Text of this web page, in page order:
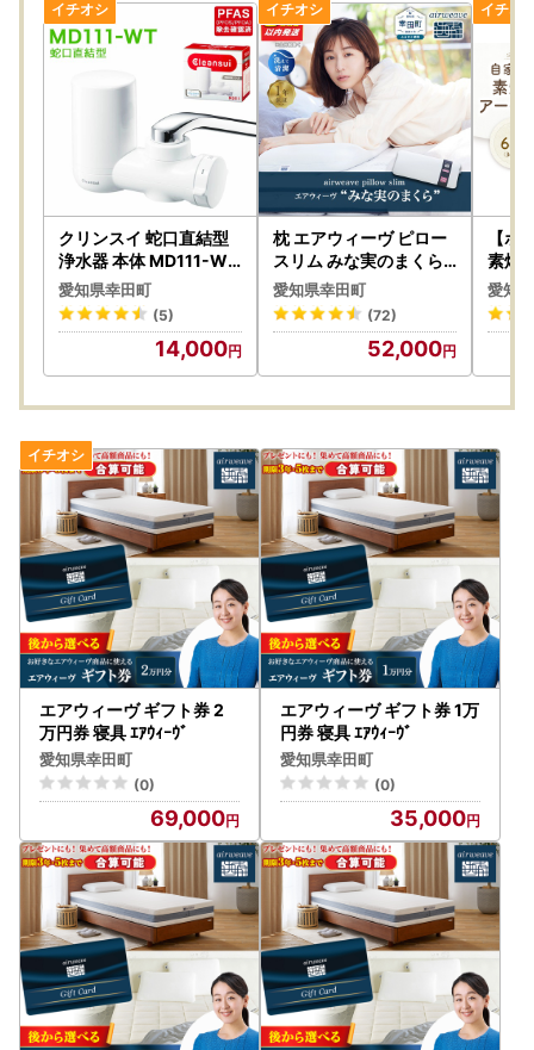
クリンスイ 蛇口直結型
浄水器 本体 MD111-WT
水 お水 浄水 ろ過
愛知県幸田町
(5)
14,000
枕 エアウィーヴ ピロー
スリム みな実のまくら
寝具【3営業日以内発送
】枕 寝具
愛知県幸田町
(72)
52,000
【ポ
素焼
素焼
愛知
エアウィーヴ ギフト券 2
万円券 寝具 ｴｱｳｨｰｳﾞ
愛知県幸田町
(0)
69,000
エアウィーヴ ギフト券 1万
円券 寝具 ｴｱｳｨｰｳﾞ
愛知県幸田町
(0)
35,000